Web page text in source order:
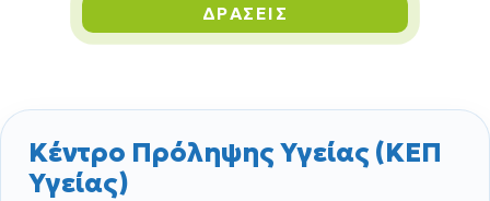
ΔΡΑΣΕΙΣ
Κέντρο Πρόληψης Υγείας (ΚΕΠ
Υγείας)